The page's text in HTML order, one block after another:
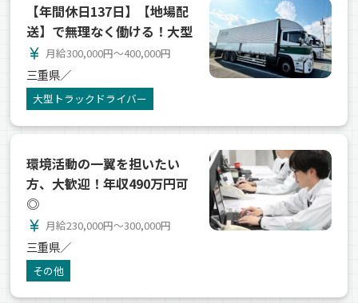
【年間休日137日】【地場配
送】で無理なく働ける！大型
currency_yen 月給300,000円～400,000円
三重県／
大型トラックドライバー
環境活動の一翼を担いたい
方、大歓迎！年収490万円可
◎
currency_yen 月給230,000円～300,000円
三重県／
その他